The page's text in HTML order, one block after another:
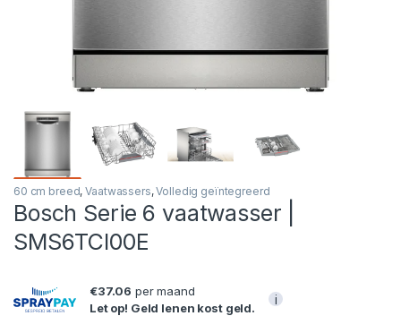
60 cm breed,Vaatwassers,Volledig geïntegreerd
Bosch Serie 6 vaatwasser |
SMS6TCI00E
€37.06 per maand
Let op! Geld lenen kost geld.
i